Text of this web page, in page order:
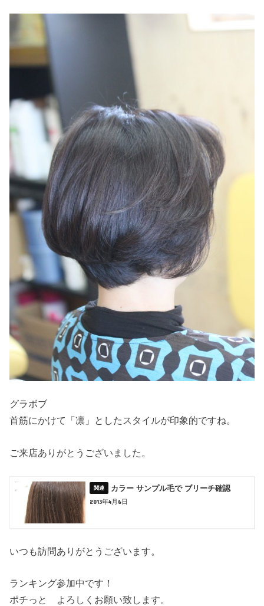
グラボブ
首筋にかけて「凛」としたスタイルが印象的ですね。
ご来店ありがとうございました。
カラー サンプル毛で ブリーチ確認
2013年4月6日
いつも訪問ありがとうございます。
ランキング参加中です！
ポチっと よろしくお願い致します。